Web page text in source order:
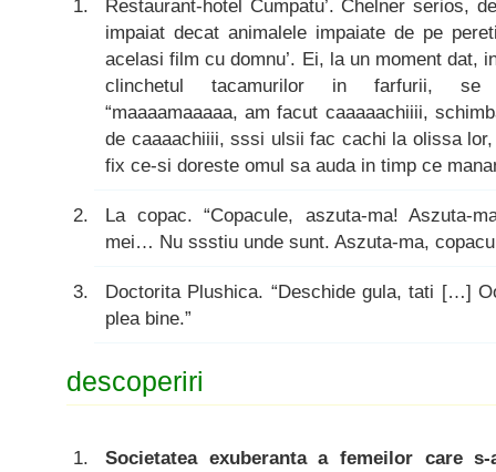
Restaurant-hotel Cumpatu’. Chelner serios,
impaiat decat animalele impaiate de pe
acelasi film cu domnu’. Ei, la un moment dat,
clinchetul tacamurilor in farfurii, se
“maaaamaaaaa, am facut caaaaachiiii,
de caaaachiiii, sssi ulsii fac cachi la olissa
fix ce-si doreste omul sa auda in timp ce
La copac. “Copacule, aszuta-ma! Aszuta-
mei… Nu ssstiu unde sunt. Aszuta-ma,
Doctorita Plushica. “Deschide gula, tati […]
plea bine.”
descoperiri
Societatea exuberanta a femeilor care